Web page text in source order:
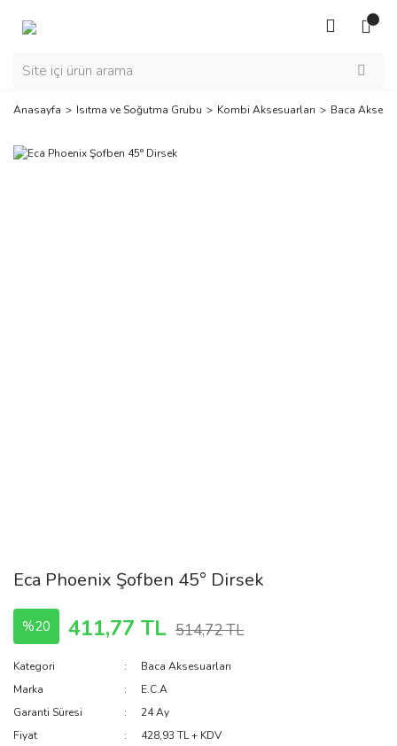
Anasayfa Isıtma ve Soğutma Grubu Kombi Aksesuarları Baca
Eca Phoenix Şofben 45° Dirsek
%20 411,77 TL 514,72 TL
Kategori
Baca Aksesuarları
Marka
E.C.A
Garanti Süresi
24 Ay
Fiyat
428,93 TL + KDV